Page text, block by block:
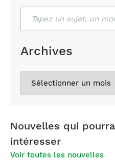
Archives
Nouvelles qui
intéresser
Voir toutes les nouvelles